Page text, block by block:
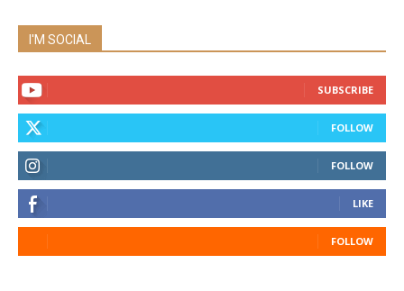
I'M SOCIAL
SUBSCRIBE
FOLLOW
FOLLOW
LIKE
FOLLOW